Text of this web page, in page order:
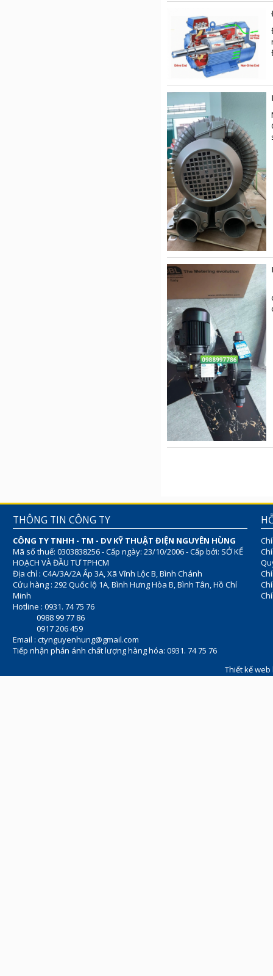
THÔNG TIN CÔNG TY
CÔNG TY TNHH - TM - DV KỸ THUẬT ĐIỆN NGUYÊN HÙNG
Mã số thuế: 0303838256 - Cấp ngày: 23/10/2006 - Cấp bởi: SỞ KẾ
HOẠCH VÀ ĐẦU TƯ TPHCM
Địa chỉ : C4A/3A/2A Ấp 3A, Xã Vĩnh Lộc B, Bình Chánh
Cửu hàng : 292 Quốc lộ 1A, Bình Hưng Hòa B, Bình Tân, Hồ Chí
Minh
Hotline : 0931. 74 75 76
0988 99 77 86
0917 206 459
Email : ctynguyenhung@gmail.com
Tiếp nhận phản ánh chất lượng hàng hóa: 0931. 74 75 76
Thiết kế web